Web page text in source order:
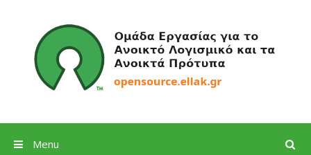
Search
Menu